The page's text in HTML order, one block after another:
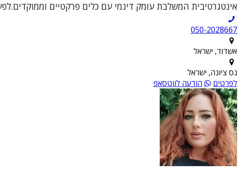
אינטגרטיבית המשלבת עומק דינמי עם כלים פרקטיים
050-2028667
אשדוד, ישראל
נס ציונה, ישראל
לפרטים
הודעה לווטסאפ